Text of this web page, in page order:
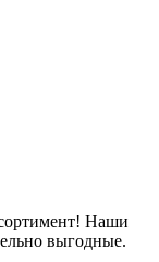
Наши
выгодные.